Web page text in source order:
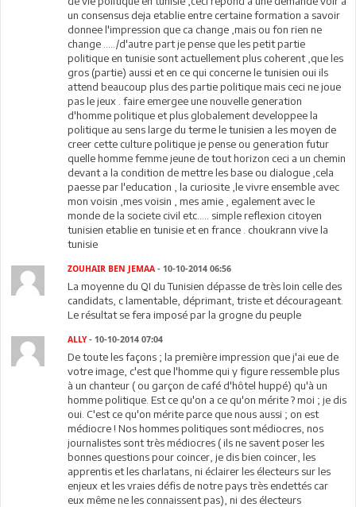
un consensus deja etablie entre certaine formation a savoir
donnee l'impression que ca change ,mais ou fon rien ne
change ...../d'autre part je pense que les petit partie
politique en tunisie sont actuellement plus coherent ,que les
gros (partie) aussi et en ce qui concerne le tunisien oui ils
attend beaucoup plus des partie politique mais ceci ne joue
pas le jeux . faire emergee une nouvelle generation
d'homme politique et plus globalement developpee la
politique au sens large du terme le tunisien a les moyen de
creer cette culture politique je pense ou generation futur
quelle homme femme jeune de tout horizon ceci a un chemin
devant a la condition de mettre les base ou dialogue ,cela
paesse par l'education , la curiosite ,le vivre ensemble avec
mon voisin ,mes voisin , mes amie , egalement avec le
monde de la societe civil etc..... simple reflexion citoyen
tunisien etablie en tunisie et en france . choukrann vive la
tunisie
ZOUHAIR BEN JEMAA - 10-10-2014 06:56
La moyenne du QI du Tunisien dépasse de très loin celle des
candidats, c lamentable, déprimant, triste et décourageant.
Le résultat se fera imposé par la grogne du peuple
ALLY- 10-10-2014 07:04
De toute les façons ; la première impression que j'ai eue de
votre image, c'est que l'homme qui y figure ressemble plus
à un chanteur ( ou garçon de café d'hôtel huppé) qu'à un
homme politique. Est ce qu'on a ce qu'on mérite ? moi ; je dis
oui. C'est ce qu'on mérite parce que nous aussi ; on est
médiocre ! Nos hommes politiques sont médiocres, nos
journalistes sont très médiocres ( ils ne savent poser les
bonnes questions pour coincer, je dis bien coincer, les
apprentis et les charlatans, ni éclairer les électeurs sur les
enjeux et les vraies défis de notre pays très endettés car
eux même ne les connaissent pas), ni des électeurs